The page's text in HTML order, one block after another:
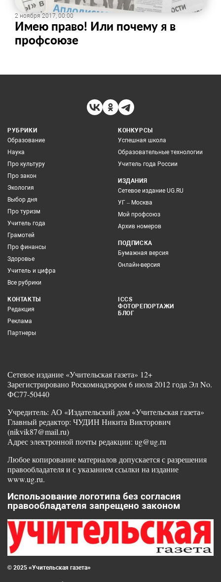
2 ноября 2017, 00:00
Имею право! Или почему я в
профсоюзе
РУБРИКИ
Образование
Наука
Про культуру
Про закон
Экология
Выбор дня
Про туризм
Учитель года
Грамотей
Про финансы
Здоровье
Учитель и цифра
Все рубрики
КОНКУРСЫ
Успешная школа
Образовательные технологии
Учитель года России
ИЗДАНИЯ
Сетевое издание UG.RU
УГ – Москва
Мой профсоюз
Архив номеров
ПОДПИСКА
Бумажная версия
Онлайн-версия
КОНТАКТЫ
Редакция
Реклама
Партнеры
ICCS
ФОТОРЕПОРТАЖИ
БЛОГ
Сетевое издание «Учительская газета» 12+
Зарегистрировано Роскомнадзором 6 июля 2012 года Эл No.
ФС77-50440
Учредитель: АО «Издательский дом «Учительская газета»
Главный редактор: ЧУДИН Никита Викторович
(nikvik87@mail.ru)
Адрес электронной почты редакции: ug@ug.ru
Любое копирование материалов допускается с разрешения
правообладателя и с указанием ссылки на издание
www.ug.ru.
Использование логотипа без согласия
правообладателя запрещено законом
© 2025 «Учительская газета»